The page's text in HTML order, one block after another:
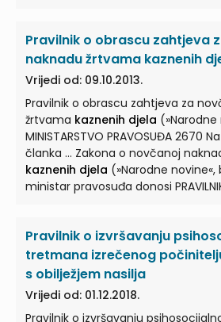
Pravilnikom propisuje se oblik i
evidencije kaznenog djela(u
Potvrda) koja se izdaje u svrhu ostvarivanja
novčanu naknadu sukladno
novčanoj naknadi žrtvama
tekstu: Zakon). ...
Pravilnik o obrascu zahtjeva
naknadu žrtvama kaznenih
Vrijedi od: 09.10.2013.
Pravilnik o obrascu zahtjeva za
žrtvama kaznenih djela (»Narodne
MINISTARSTVO PRAVOSUĐA 2670
članka ... Zakona o novčanoj
kaznenih djela (»Narodne novine«,
ministar pravosuđa donosi
sadržaj obrasca te način
daljnjem tekstu: Zahtjev) za
žrtvamakaznenih djela
novčanu naknadu žrtvama
na Obrascu za novčanu naknadu
Pravilnik o izvršavanju
tretmana izrečenog
s obilježjem nasilja
Vrijedi od: 01.12.2018.
Pravilnik o izvršavanju